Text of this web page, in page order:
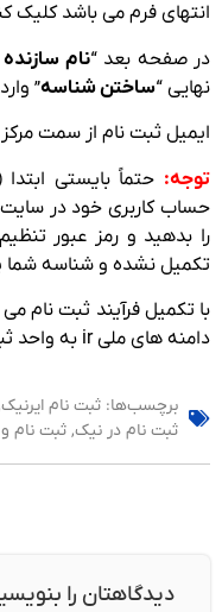
انتهای فرم می باشد کلیک
در صفحه بعد “نام
نهایی “ساختن شناسه”
ایمیل ثبت نام از سمت
توجه: حتماً بایستی
حساب کاربری خود در
را بدهید و رمز عبور
تکمیل نشده و شناسه شما پس از ۱۰ روز
با تکمیل فرآیند ثبت نام
دامنه های ملی ir به واحد ثبت دامنه وطن وب هاست اعلام نمائید.
برچسب‌ها:ثبت نام ایرنیک
ثبت نام در نیک,ثبت نام
دیدگاهتان را